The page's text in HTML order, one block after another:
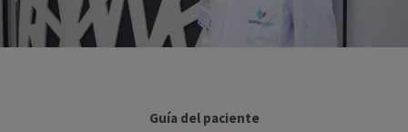
Guía del paciente